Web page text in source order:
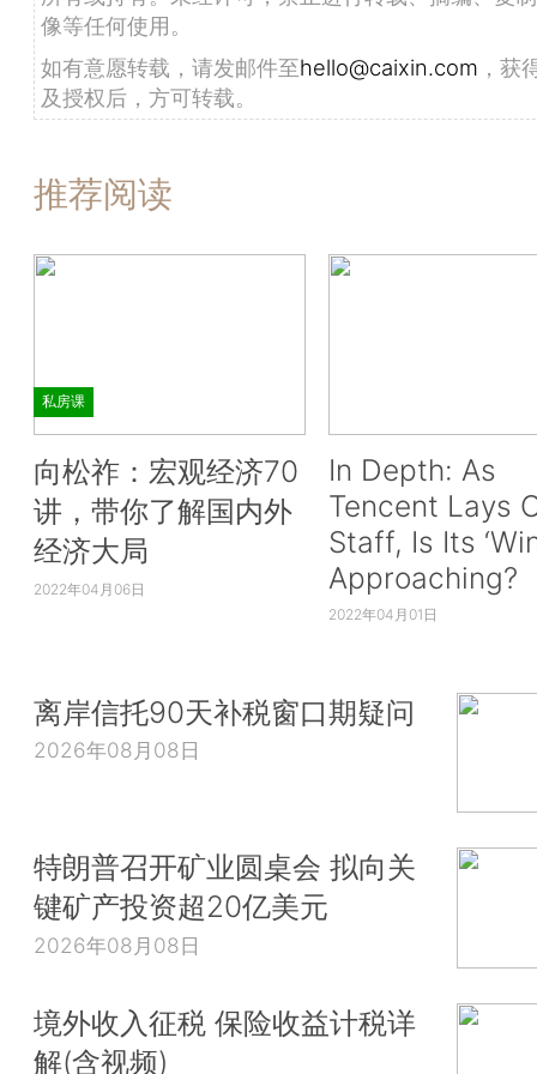
像等任何使用。
如有意愿转载，请发邮件至hello@caixin.com ，获
及授权后，方可转载。
推荐阅读
私房课
向松祚：宏观经济70
讲，带你了解国内外
经济大局
2022年04月06日
In Depth: As
Tencent Lays
Staff, Is Its
Approaching?
2022年04月01日
离岸信托90天补税窗口期疑问
2026年08月08日
特朗普召开矿业圆桌会 拟向关
键矿产投资超20亿美元
2026年08月08日
境外收入征税 保险收益计税详
解(含视频)